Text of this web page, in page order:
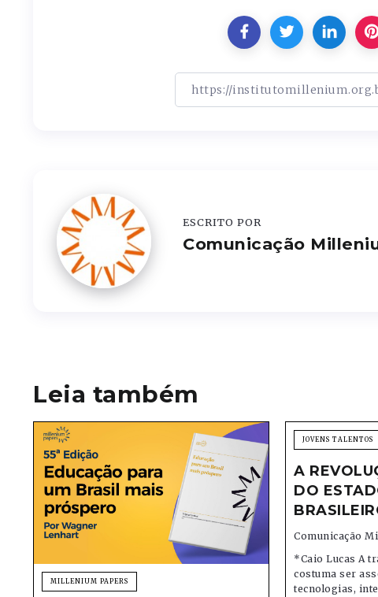
ESCRITO POR
Comunicação
Leia também
MILLENIUM PAPERS
JOVENS TALENTOS
A
DO
Comunicação
*Caio Lucas A
costuma ser
tecnologias,